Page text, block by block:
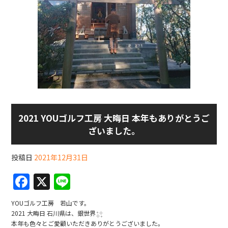
2021 YOUゴルフ工房 大晦日 本年もありがとうご
ざいました。
投稿日 2021年12月31日
F
a
c
X
n
e
YOUゴルフ工房 若山です。
2021 大晦日 石川県は、銀世界
本年も色々とご愛顧いただきありがとうございました。